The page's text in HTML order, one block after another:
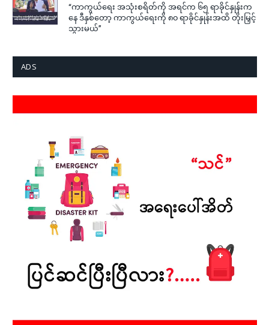
“ကာကွယ်ရေး အသုံးစရိတ်ကို အရင်က ၆၅ ရာခိုင်နှုန်းက
နေ ဒီနှစ်တော့ ကာကွယ်ရေးကို ၈၀ ရာခိုင်နှုန်းအထိ တိုးမြှင့်
သွားမယ်”
ADS